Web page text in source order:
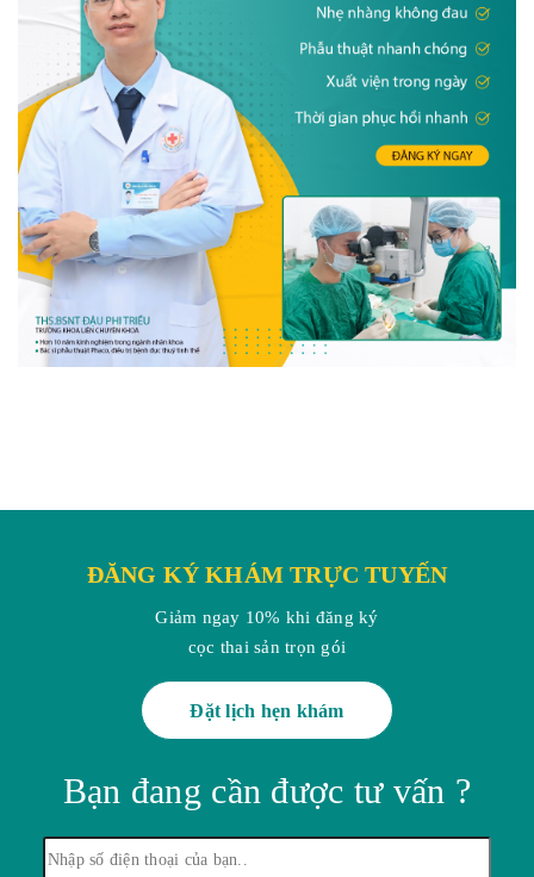
ĐĂNG KÝ KHÁM TRỰC TUYẾN
Giảm ngay 10% khi đăng ký
cọc thai sản trọn gói
Đặt lịch hẹn khám
Bạn đang cần được tư vấn ?